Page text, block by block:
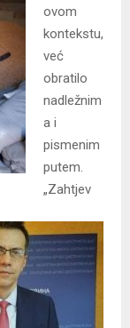
ovom
kontekstu,
već
obratilo
nadležnim
a i
pismenim
putem.
„Zahtjev